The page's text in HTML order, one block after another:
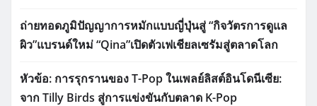
ถ่ายทอดภูมิปัญญาการหมักแบบญี่ปุ่นสู่ “กิจวัตรการดูแล
ผิว”แบรนด์ใหม่ “Qina”เปิดตัวเฟเชียลเซรัมสู่ตลาดโลก
หัวข้อ: การรุกรานของ T-Pop ในเพลย์ลิสต์อินโดนีเซีย:
จาก Tilly Birds สู่การแข่งขันกับตลาด K-Pop